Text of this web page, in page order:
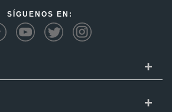
SÍGUENOS EN:
+
+